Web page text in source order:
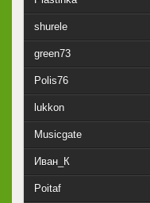
shurele
green73
Polis76
lukkon
Musicgate
Иван_К
Poitaf